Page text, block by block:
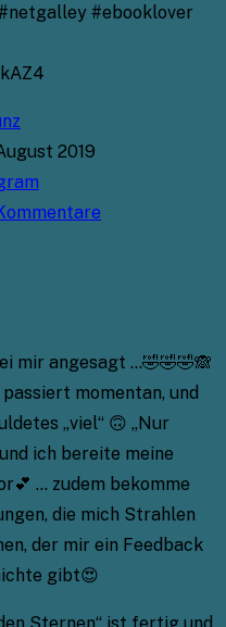
#ebooklover
2019
mir angesagt …🤣🤣🤣🙈
momentan, und
„viel“ 🙃 „Nur
ich bereite meine
… zudem bekomme
die mich Strahlen
der mir ein Feedback
gibt😍